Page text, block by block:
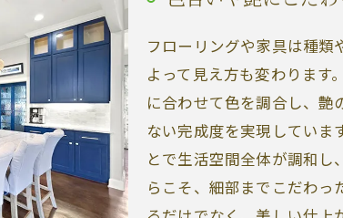
フローリングや家具は種類
よって見え方も変わります
に合わせて色を調合し、艶
ない完成度を実現していま
とで生活空間全体が調和
らこそ、細部までこだわっ